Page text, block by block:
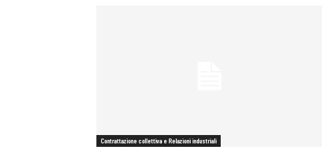
Contrattazione collettiva e Relazioni industriali